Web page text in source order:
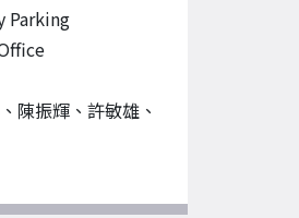
Parking
陳振輝、許敏雄、